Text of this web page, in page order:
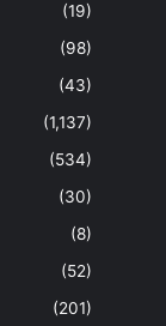
(19)
(98)
(43)
(1,137)
(534)
(30)
(8)
(52)
(201)